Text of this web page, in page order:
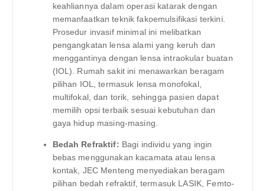
keahliannya dalam operasi katarak dengan
memanfaatkan teknik fakoemulsifikasi terkini.
Prosedur invasif minimal ini melibatkan
pengangkatan lensa alami yang keruh dan
menggantinya dengan lensa intraokular buatan
(IOL). Rumah sakit ini menawarkan beragam
pilihan IOL, termasuk lensa monofokal,
multifokal, dan torik, sehingga pasien dapat
memilih opsi terbaik sesuai kebutuhan dan
gaya hidup masing-masing.
Bedah Refraktif: Bagi individu yang ingin
bebas menggunakan kacamata atau lensa
kontak, JEC Menteng menyediakan beragam
pilihan bedah refraktif, termasuk LASIK, Femto-